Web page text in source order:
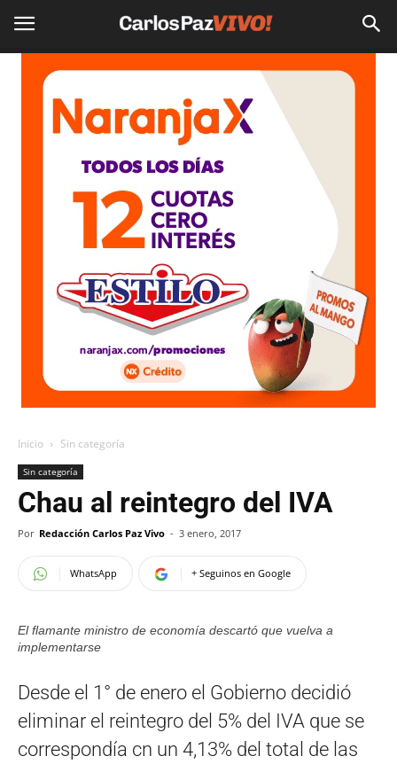
Inicio Sin categoría
Sin categoría
Chau al reintegro del IVA
Por Redacción Carlos Paz Vivo - 3 enero, 2017
WhatsApp + Seguinos en Google
El flamante ministro de economía descartó que vuelva a
implementarse
Desde el 1° de enero el Gobierno decidió
eliminar el reintegro del 5% del IVA que se
correspondía cn un 4,13% del total de las